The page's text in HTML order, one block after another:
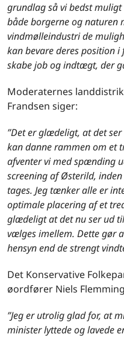
grundlag så vi bedst
både borgerne og naturen
vindmølleindustri de
kan bevare deres position
skabe job og indtægt, der
Moderaternes
Frandsen siger:
”Det er glædeligt, at det
kan danne rammen om et
afventer vi med spænding
screening af Østerild,
tages. Jeg tænker alle er
optimale placering af et
glædeligt at det nu ser ud
vælges imellem. Dette gør
hensyn end de strengt
Det Konservative
øordfører Niels
”Jeg er utrolig glad for, at
minister lyttede og lavede